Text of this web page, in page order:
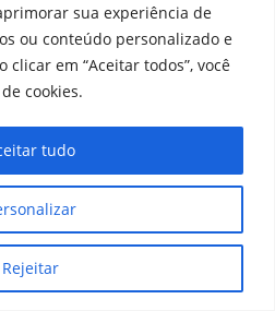
sua experiência de
ou conteúdo personalizado e
clicar em “Aceitar todos”, você
cookies.
Rejeitar
tudo